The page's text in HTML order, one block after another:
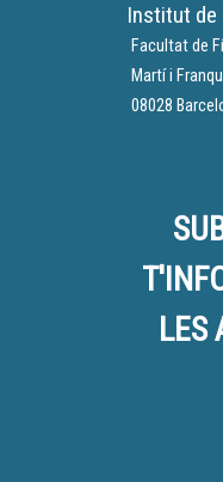
Institut de
Facultat de
Martí i
08028
LES